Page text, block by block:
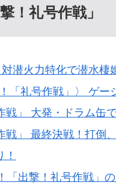
！礼号作戦」
潜火力特化で潜水棲
「礼号作戦」〉 ゲー
」 大発・ドラム缶
」 最終決戦！打倒
「出撃！礼号作戦」